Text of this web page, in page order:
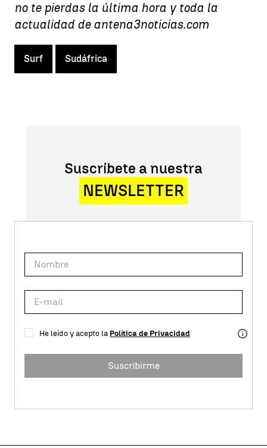
no te pierdas la última hora y toda la
actualidad de antena3noticias.com
Surf Sudáfrica
Suscríbete a nuestra
NEWSLETTER
He leído y acepto la Política de Privacidad
Suscribirme